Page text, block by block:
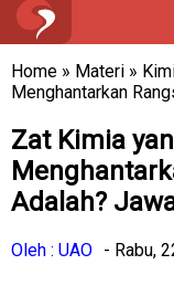
Home » Materi »
Menghantarkan
Zat Kimia
Adalah?
Oleh : UAO - Rabu,